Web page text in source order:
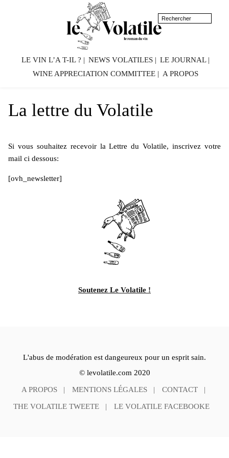
LE VIN L’A T-IL ? NEWS VOLATILES
LE JOURNAL
WINE APPRECIATION COMMITTEE
A PROPOS
La lettre du Volatile
Si vous souhaitez recevoir la Lettre du Volatile, inscrivez votre
mail ci dessous:
[ovh_newsletter]
Soutenez Le Volatile !
L'abus de modération est dangeureux pour un esprit sain.
© levolatile.com 2020
A PROPOS MENTIONS LÉGALES CONTACT
THE VOLATILE TWEETE LE VOLATILE FACEBOOKE